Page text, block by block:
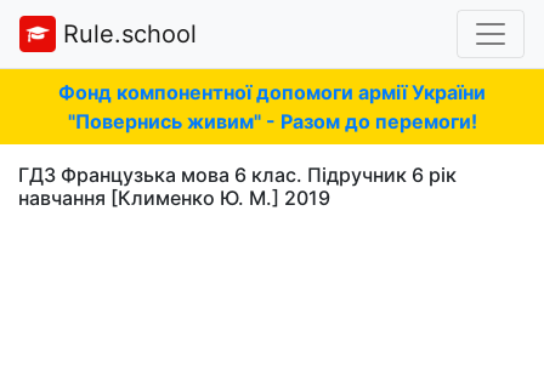
Rule.school
Фонд компонентної допомоги армії України
"Повернись живим" - Разом до перемоги!
ГДЗ Французька мова 6 клас. Підручник 6 рік
навчання [Клименко Ю. М.] 2019